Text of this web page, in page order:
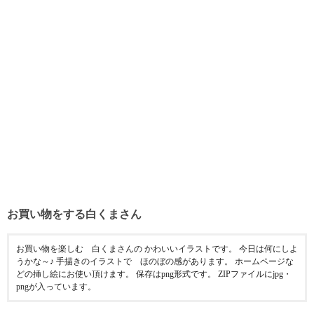
お買い物をする白くまさん
お買い物を楽しむ 白くまさんの かわいいイラストです。 今日は何にしよ
うかな～♪ 手描きのイラストで ほのぼの感があります。 ホームページな
どの挿し絵にお使い頂けます。 保存はpng形式です。 ZIPファイルにjpg・
pngが入っています。